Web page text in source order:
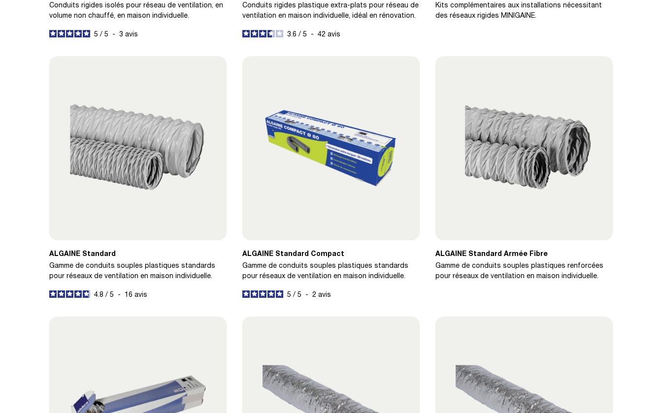
Conduits rigides isolés pour réseau de ventilation, en
volume non chauffé, en maison individuelle.
5 / 5 - 3 avis
Conduits rigides plastique extra-plats pour réseau de
ventilation en maison individuelle, idéal en rénovation.
3.6 / 5 - 42 avis
Kits complémentaires aux installations nécessitant
des réseaux rigides MINIGAINE.
ALGAINE Standard
Gamme de conduits souples plastiques standards
pour réseaux de ventilation en maison individuelle.
4.8 / 5 - 16 avis
ALGAINE Standard Compact
Gamme de conduits souples plastiques standards
pour réseaux de ventilation en maison individuelle.
5 / 5 - 2 avis
ALGAINE Standard Armée Fibre
Gamme de conduits souples plastiques renforcées
pour réseaux de ventilation en maison individuelle.